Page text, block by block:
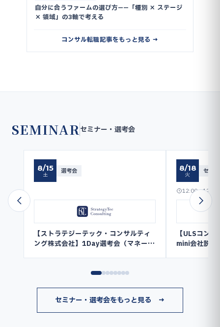
自分に合うファームの選び方——「種別 × ステージ
× 領域」の3軸で考える
コンサル転職記事をもっと見る →
SEMINAR セミナー・選考会
8/15
土 選考会
【ストラテジーテック・コンサルティ
ング株式会社】1Day選考会（マネージ
8/18
火 セミ
12:00〜12:30
【ULSコン
mini会社説明
セミナー・選考会をもっと見る →